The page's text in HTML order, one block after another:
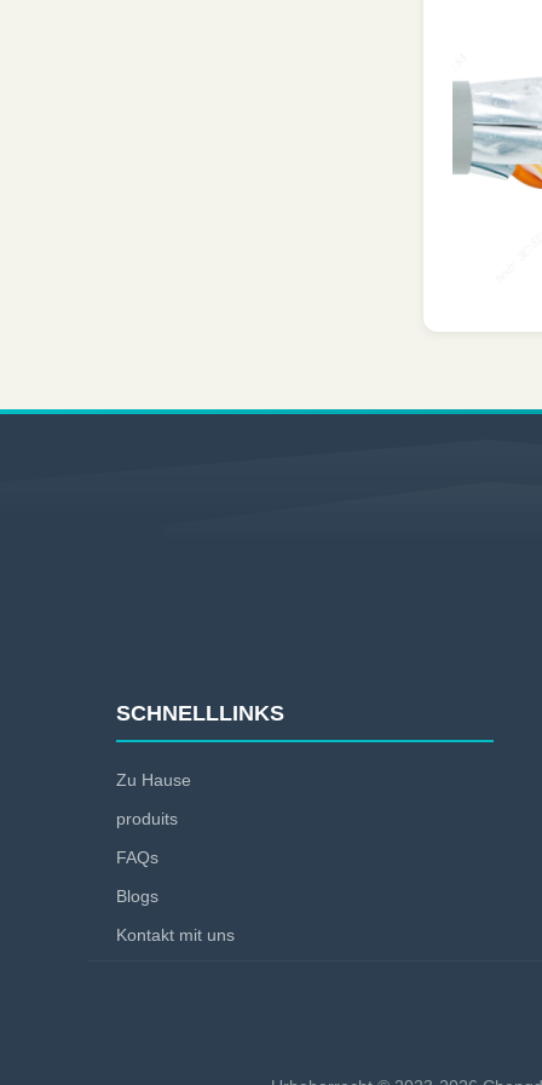
SCHNELLLINKS
Zu Hause
produits
FAQs
Blogs
Kontakt mit uns